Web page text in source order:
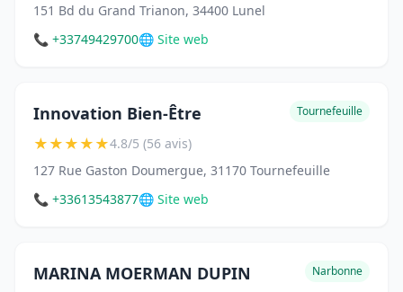
151 Bd du Grand Trianon, 34400 Lunel
📞 +33749429700🌐 Site web
Innovation Bien-Être Tournefeuille
★★★★★4.8/5 (56 avis)
127 Rue Gaston Doumergue, 31170 Tournefeuille
📞 +33613543877🌐 Site web
MARINA MOERMAN DUPIN Narbonne